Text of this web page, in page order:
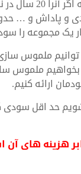
یک مجموعه را
ملموس
ملموس سازی
ارائه کنیم.
حد اقل سودی
هزینه های آن